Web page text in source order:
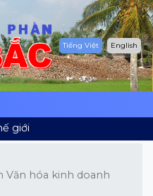
Tiếng Việt English
Văn hóa kinh doanh